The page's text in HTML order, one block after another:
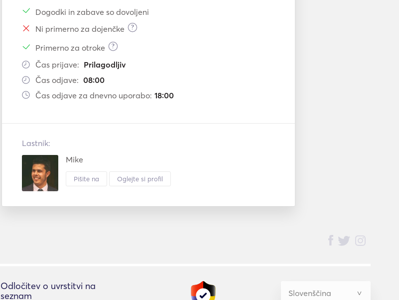
Dogodki in zabave so dovoljeni
Ni primerno za dojenčke
?
Primerno za otroke ?
Čas prijave: Prilagodljiv
Čas odjave: 08:00
Čas odjave za dnevno uporabo: 18:00
Lastnik:
Mike
Pišite na Oglejte si profil
Odločitev o uvrstitvi na
seznam